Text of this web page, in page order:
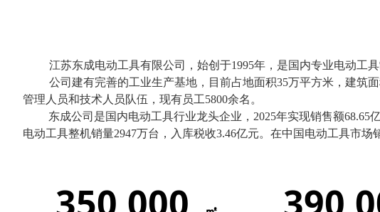
江苏东成电动工具有限公司，始创于1995年，是国内专业电动工
公司建有完善的工业生产基地，目前占地面积35万平方米，建筑
管理人员和技术人员队伍，现有员工5800余名。
东成公司是国内电动工具行业龙头企业，2025年实现销售额68.65
电动工具整机销量2947万台，入库税收3.46亿元。在中国电动工具市